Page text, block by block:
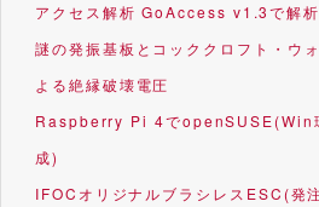
アクセス解析 GoAccess v1.3で解
謎の発振基板とコッククロフト・ウ
よる絶縁破壊電圧
Raspberry Pi 4でopenSUSE(Win
成)
IFOCオリジナルブラシレスESC(発